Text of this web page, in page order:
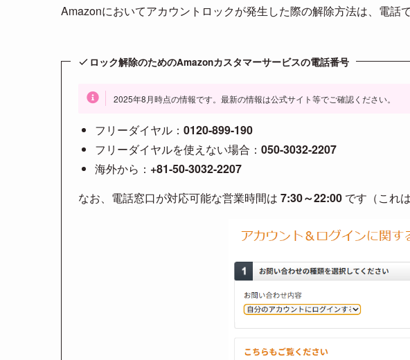
Amazonにおいてアカウントロックが発生した際の解除方法は、電話
ロック解除のためのAmazonカスタマーサービスの電話番号
2025年8月時点の情報です。最新の情報は公式サイト等でご確認ください。
フリーダイヤル： 0120-899-190
フリーダイヤルを使えない場合： 050-3032-2207
海外から： +81-50-3032-2207
なお、電話窓口が対応可能な営業時間は 7:30～22:00 です（これ